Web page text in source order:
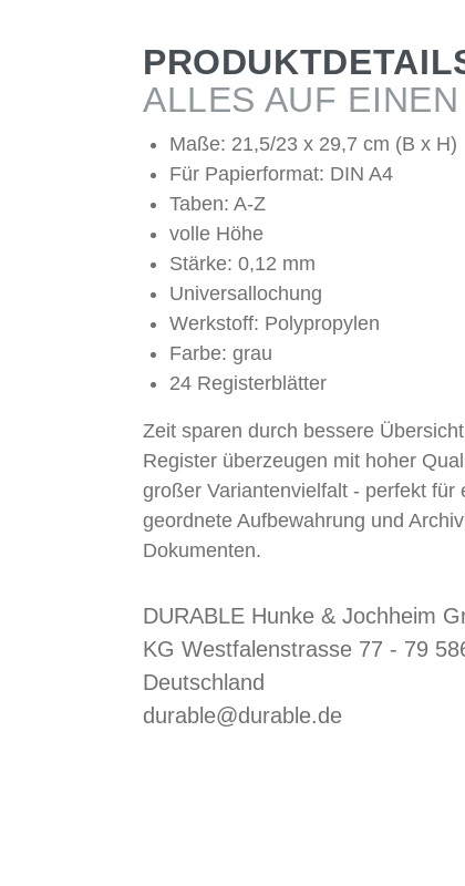
ALLES AUF
Maße: 21,5/23 x 29,7 cm (B x H)
Für Papierformat: DIN A4
Taben: A-Z
volle Höhe
Stärke: 0,12 mm
Universallochung
Werkstoff: Polypropylen
Farbe: grau
24 Registerblätter
Zeit sparen durch bessere
Register überzeugen mit hoher
großer Variantenvielfalt - perfekt für
geordnete Aufbewahrung und
Dokumenten.
DURABLE Hunke & Jochheim
KG Westfalenstrasse 77 - 79
Deutschland
durable@durable.de